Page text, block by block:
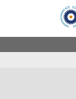
principal